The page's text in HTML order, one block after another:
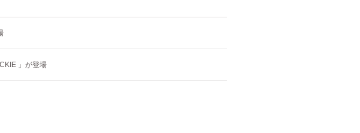
」が登場